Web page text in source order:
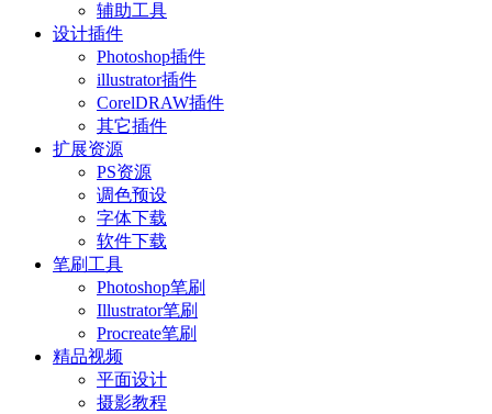
辅助工具
设计插件
Photoshop插件
illustrator插件
CorelDRAW插件
其它插件
扩展资源
PS资源
调色预设
字体下载
软件下载
笔刷工具
Photoshop笔刷
Illustrator笔刷
Procreate笔刷
精品视频
平面设计
摄影教程